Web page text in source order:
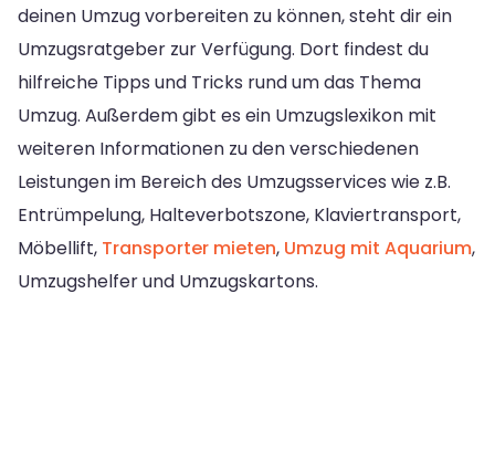
deinen Umzug vorbereiten zu können, steht dir ein
Umzugsratgeber zur Verfügung. Dort findest du
hilfreiche Tipps und Tricks rund um das Thema
Umzug. Außerdem gibt es ein Umzugslexikon mit
weiteren Informationen zu den verschiedenen
Leistungen im Bereich des Umzugsservices wie z.B.
Entrümpelung, Halteverbotszone, Klaviertransport,
Möbellift, Transporter mieten, Umzug mit Aquarium,
Umzugshelfer und Umzugskartons.